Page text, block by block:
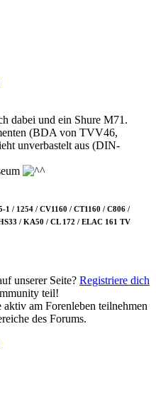
dabei und ein Shure M71.
(BDA von TVV46,
unverbastelt aus (DIN-
1 / 1254 / CV1160 / CT1160 / C806 /
/ KA50 / CL 172 / ELAC 161 TV
unserer Seite? Registriere dich
teil!
am Forenleben teilnehmen
des Forums.